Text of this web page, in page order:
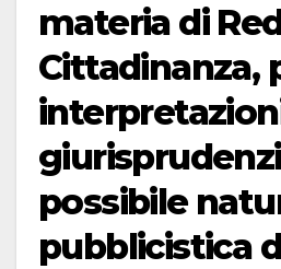
materia di
Cittadinanza,
possibile
pubblicistica